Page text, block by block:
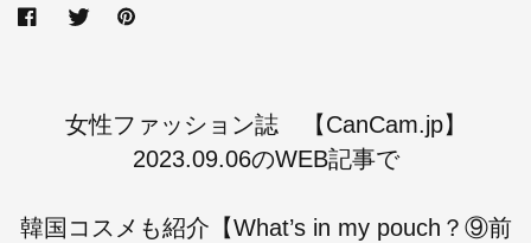
女性ファッション誌 【CanCam.jp】
2023.09.06のWEB記事で
韓国コスメも紹介【What’s in my pouch？⑨前